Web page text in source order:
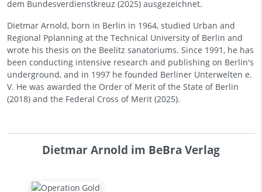
dem Bundesverdienstkreuz (2025) ausgezeichnet.
Dietmar Arnold, born in Berlin in 1964, studied Urban and
Regional Pplanning at the Technical University of Berlin and
wrote his thesis on the Beelitz sanatoriums. Since 1991, he has
been conducting intensive research and publishing on Berlin's
underground, and in 1997 he founded Berliner Unterwelten e.
V. He was awarded the Order of Merit of the State of Berlin
(2018) and the Federal Cross of Merit (2025).
Dietmar Arnold im BeBra Verlag